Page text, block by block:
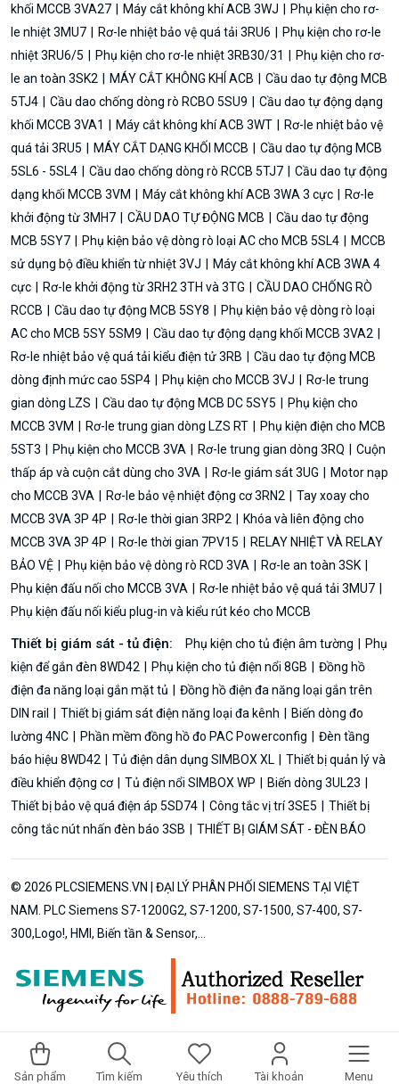
Sản phẩm Tìm kiếm Yêu thích Tài khoản Menu
khối MCCB 3VA27
Máy cắt không khí ACB 3WJ
Phụ kiện cho rơ-
le nhiệt 3MU7
Rơ-le nhiệt bảo vệ quá tải 3RU6
Phụ kiện cho rơ-le
nhiệt 3RU6/5
Phụ kiện cho rơ-le nhiệt 3RB30/31
Phụ kiện cho rơ-
le an toàn 3SK2
MÁY CẮT KHÔNG KHÍ ACB
Cầu dao tự động MCB
5TJ4
Cầu dao chống dòng rò RCBO 5SU9
Cầu dao tự động dạng
khối MCCB 3VA1
Máy cắt không khí ACB 3WT
Rơ-le nhiệt bảo vệ
quá tải 3RU5
MÁY CẮT DẠNG KHỐI MCCB
Cầu dao tự động MCB
5SL6 - 5SL4
Cầu dao chống dòng rò RCCB 5TJ7
Cầu dao tự động
dạng khối MCCB 3VM
Máy cắt không khí ACB 3WA 3 cực
Rơ-le
khởi động từ 3MH7
CẦU DAO TỰ ĐỘNG MCB
Cầu dao tự động
MCB 5SY7
Phụ kiện bảo vệ dòng rò loại AC cho MCB 5SL4
MCCB
sử dụng bộ điều khiển từ nhiệt 3VJ
Máy cắt không khí ACB 3WA 4
cực
Rơ-le khởi động từ 3RH2 3TH và 3TG
CẦU DAO CHỐNG RÒ
RCCB
Cầu dao tự động MCB 5SY8
Phụ kiện bảo vệ dòng rò loại
AC cho MCB 5SY 5SM9
Cầu dao tự động dạng khối MCCB 3VA2
Rơ-le nhiệt bảo vệ quá tải kiểu điện tử 3RB
Cầu dao tự động MCB
dòng định mức cao 5SP4
Phụ kiện cho MCCB 3VJ
Rơ-le trung
gian dòng LZS
Cầu dao tự động MCB DC 5SY5
Phụ kiện cho
MCCB 3VM
Rơ-le trung gian dòng LZS RT
Phụ kiện điện cho MCB
5ST3
Phụ kiện cho MCCB 3VA Rơ-le trung gian dòng 3RQ
Cuộn
thấp áp và cuộn cắt dùng cho 3VA
Rơ-le giám sát 3UG
Motor nạp
cho MCCB 3VA
Rơ-le bảo vệ nhiệt động cơ 3RN2
Tay xoay cho
MCCB 3VA 3P 4P
Rơ-le thời gian 3RP2
Khóa và liên động cho
MCCB 3VA 3P 4P
Rơ-le thời gian 7PV15
RELAY NHIỆT VÀ RELAY
BẢO VỆ
Phụ kiện bảo vệ dòng rò RCD 3VA
Rơ-le an toàn 3SK
Phụ kiện đấu nối cho MCCB 3VA
Rơ-le nhiệt bảo vệ quá tải 3MU7
Phụ kiện đấu nối kiểu plug-in và kiểu rút kéo cho MCCB
Thiết bị giám sát - tủ điện: Phụ kiện cho tủ điện âm tường
Phụ
kiện để gắn đèn 8WD42
Phụ kiện cho tủ điện nổi 8GB
Đồng hồ
điện đa năng loại gắn mặt tủ
Đồng hồ điện đa năng loại gắn trên
DIN rail
Thiết bị giám sát điện năng loại đa kênh
Biến dòng đo
lường 4NC
Phần mềm đồng hồ đo PAC Powerconfig
Đèn tầng
báo hiệu 8WD42
Tủ điện dân dụng SIMBOX XL
Thiết bị quản lý và
điều khiển động cơ
Tủ điện nổi SIMBOX WP
Biến dòng 3UL23
Thiết bị bảo vệ quá điện áp 5SD74
Công tắc vị trí 3SE5
Thiết bị
công tắc nút nhấn đèn báo 3SB
THIẾT BỊ GIÁM SÁT - ĐÈN BÁO
© 2026 PLCSIEMENS.VN | ĐẠI LÝ PHÂN PHỐI SIEMENS TẠI VIỆT
NAM. PLC Siemens S7-1200G2, S7-1200, S7-1500, S7-400, S7-
300,Logo!, HMI, Biến tần & Sensor,...